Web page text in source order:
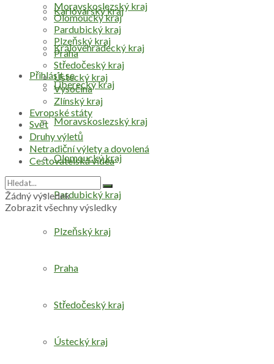
Přihlásit se
Karlovarský kraj
Královéhradecký kraj
Liberecký kraj
Moravskoslezský kraj
Olomoucký kraj
Pardubický kraj
Plzeňský kraj
Praha
Středočeský kraj
Ústecký kraj
Moravskoslezský kraj
Olomoucký kraj
Pardubický kraj
Plzeňský kraj
Praha
Středočeský kraj
Ústecký kraj
Vysočina
Zlínský kraj
Evropské státy
Svět
Druhy výletů
Netradiční výlety a dovolená
Cestovatelská videa
Žádný výsledek
Zobrazit všechny výsledky